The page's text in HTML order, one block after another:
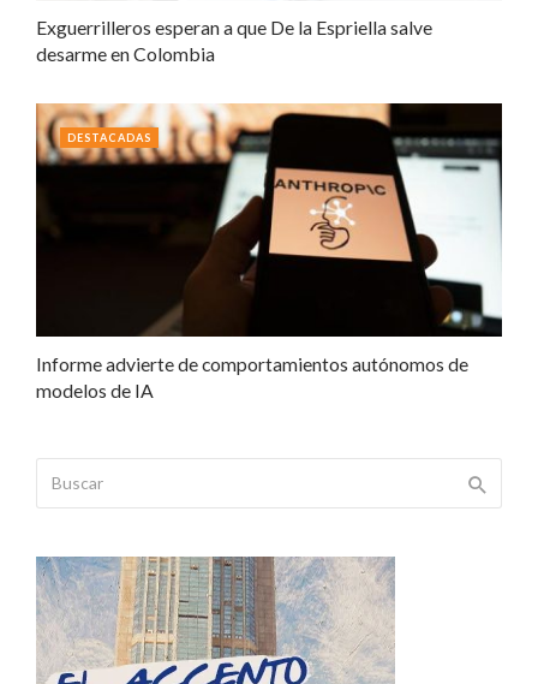
Exguerrilleros esperan a que De la Espriella salve
desarme en Colombia
Informe advierte de comportamientos autónomos de
modelos de IA
DESTACADAS